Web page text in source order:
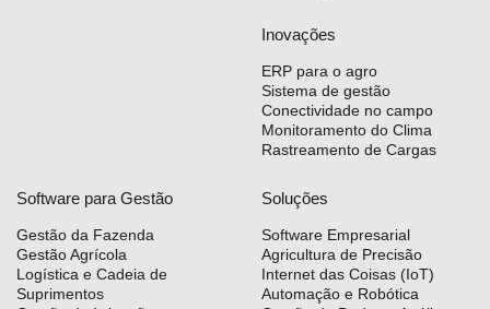
Inovações
ERP para o agro
Sistema de gestão
Conectividade no campo
Monitoramento do Clima
Rastreamento de Cargas
Software para Gestão
Gestão da Fazenda
Gestão Agrícola
Logística e Cadeia de
Suprimentos
Soluções
Software Empresarial
Agricultura de Precisão
Internet das Coisas (IoT)
Automação e Robótica